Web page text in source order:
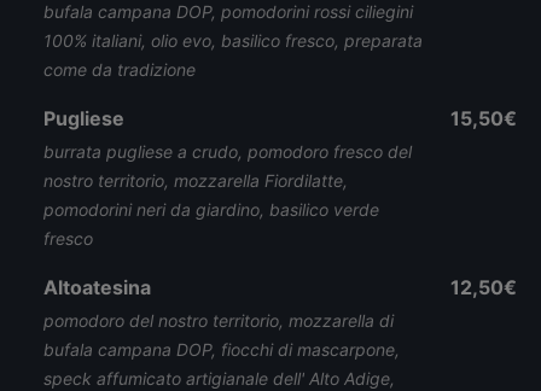
bufala campana DOP, pomodorini rossi ciliegini
100% italiani, olio evo, basilico fresco, preparata
come da tradizione
Pugliese
burrata pugliese a crudo, pomodoro fresco del
nostro territorio, mozzarella Fiordilatte,
pomodorini neri da giardino, basilico verde
fresco
15,50€
Altoatesina
pomodoro del nostro territorio, mozzarella di
bufala campana DOP, fiocchi di mascarpone,
speck affumicato artigianale dell' Alto Adige,
12,50€